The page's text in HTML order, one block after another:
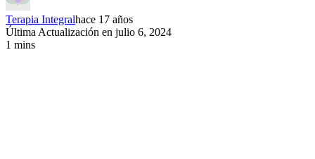
Terapia Integralhace 17 años
Última Actualización en julio 6, 2024
1 mins